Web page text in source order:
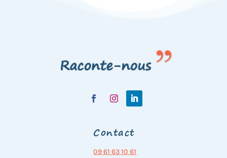
Contact
09 61 63 10 61